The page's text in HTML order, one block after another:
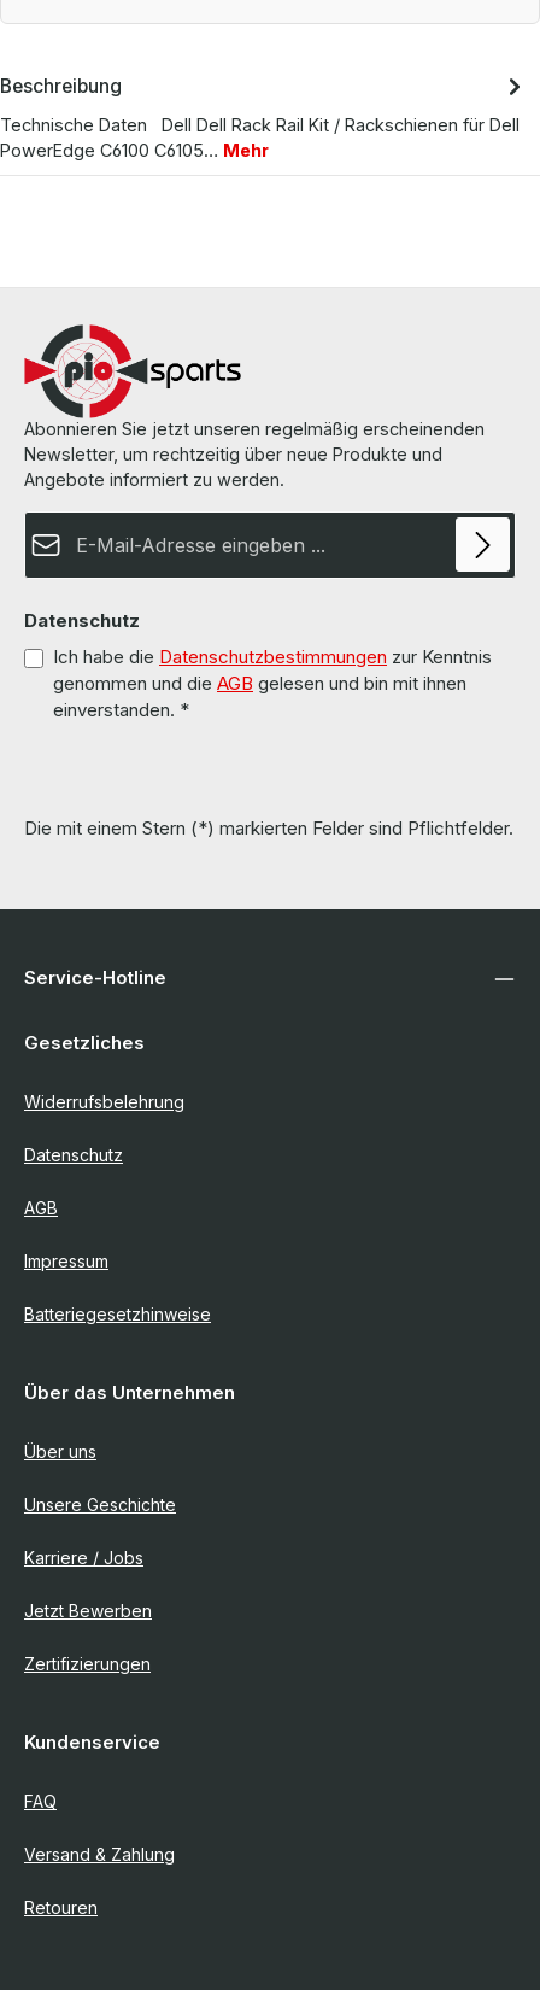
Beschreibung
Technische Daten Dell Dell Rack Rail Kit / Rackschienen für Dell
PowerEdge C6100 C6105… Mehr
Abonnieren Sie jetzt unseren regelmäßig erscheinenden
Newsletter, um rechtzeitig über neue Produkte und
Angebote informiert zu werden.
Datenschutz
Ich habe die Datenschutzbestimmungen zur Kenntnis
genommen und die AGB gelesen und bin mit ihnen
einverstanden. *
Die mit einem Stern (*) markierten Felder sind Pflichtfelder.
Service-Hotline
Gesetzliches
Widerrufsbelehrung
Datenschutz
AGB
Impressum
Batteriegesetzhinweise
Über das Unternehmen
Über uns
Unsere Geschichte
Karriere / Jobs
Jetzt Bewerben
Zertifizierungen
Kundenservice
FAQ
Versand & Zahlung
Retouren